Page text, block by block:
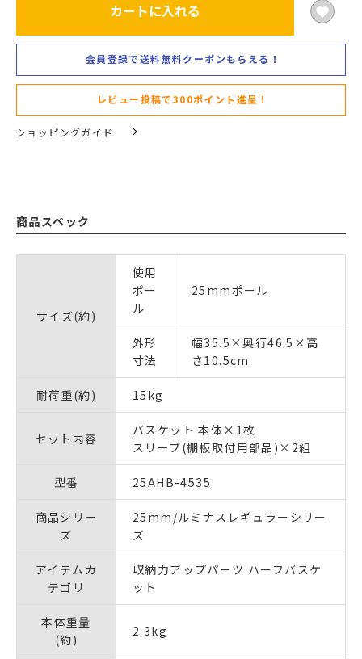
カートに入れる
会員登録で送料無料クーポンもらえる！
レビュー投稿で300ポイント進呈！
ショッピングガイド
商品スペック
サイズ(約)
使用
ポー
ル
25mmポール
外形
寸法
幅35.5×奥行46.5×高
さ10.5cm
耐荷重(約) 15kg
セット内容
バスケット 本体×1枚
スリーブ(棚板取付用部品)×2組
型番 25AHB-4535
商品シリー
ズ
25mm/ルミナスレギュラーシリー
ズ
アイテムカ
テゴリ
収納力アップパーツ ハーフバスケ
ット
本体重量
(約)
2.3kg